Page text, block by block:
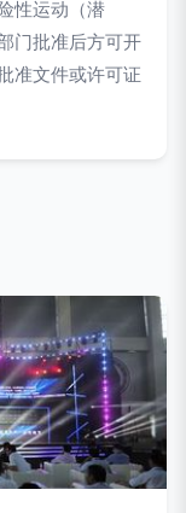
性运动（潜
门批准后方可开
准文件或许可证